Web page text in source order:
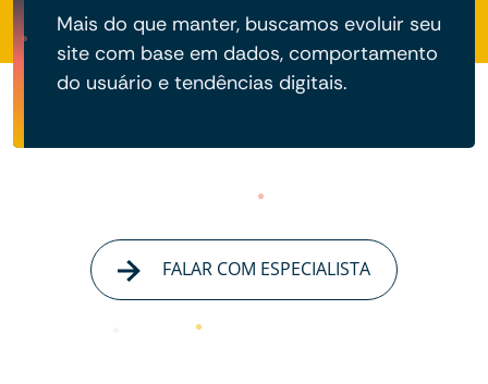
Mais do que manter, buscamos evoluir seu
site com base em dados, comportamento
do usuário e tendências digitais.
FALAR COM ESPECIALISTA